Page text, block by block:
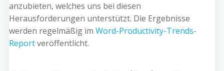
anzubieten, welches uns bei diesen
Herausforderungen unterstützt. Die Ergebnisse
werden regelmäßig im Word-Productivity-Trends-
Reportveröffentlicht.